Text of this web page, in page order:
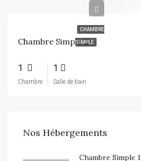
CHAMBRE
SIMPLE
Chambre Simple 2
1
Chambre
1
Salle de bain
Nos Hébergements
Chambre Simple 1